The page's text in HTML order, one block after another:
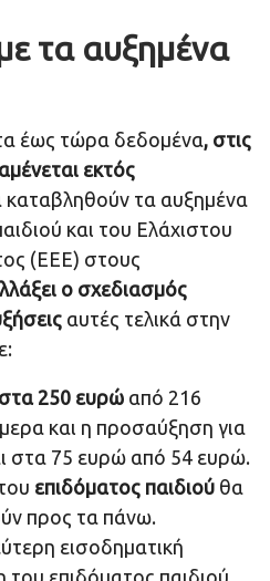
τα αυξημένα
έως τώρα δεδομένα, στις
εκτός
τα αυξημένα
και του Ελάχιστου
(ΕΕΕ) στους
ο σχεδιασμός
αυτές τελικά στην
250 ευρώ από 216
και η προσαύξηση για
στα 75 ευρώ από 54 ευρώ.
επιδόματος παιδιού θα
προς τα πάνω.
εισοδηματική